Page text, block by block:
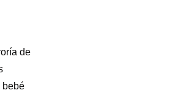
de
bebé